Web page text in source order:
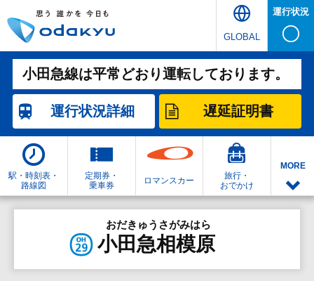
GLOBAL
運行状況
小田急線は平常どおり運転しております。
運行状況詳細 遅延証明書
駅・時刻表・
路線図
定期券・
乗車券
ロマンスカー
旅行・
おでかけ
MORE
おだきゅうさがみはら
小田急相模原